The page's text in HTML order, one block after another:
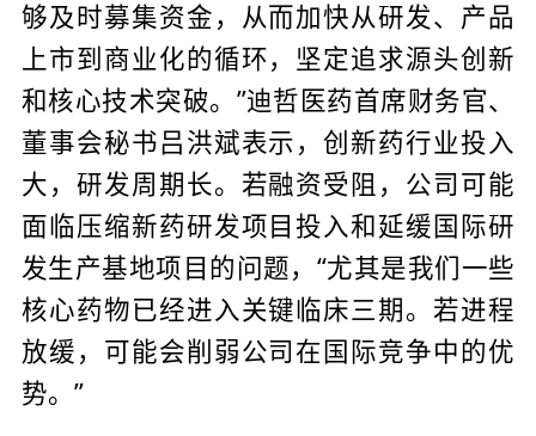
够及时募集资金，从而加快从研发、产品
上市到商业化的循环，坚定追求源头创新
和核心技术突破。”迪哲医药首席财务官、
董事会秘书吕洪斌表示，创新药行业投入
大，研发周期长。若融资受阻，公司可能
面临压缩新药研发项目投入和延缓国际研
发生产基地项目的问题，“尤其是我们一些
核心药物已经进入关键临床三期。若进程
放缓，可能会削弱公司在国际竞争中的优
势。”